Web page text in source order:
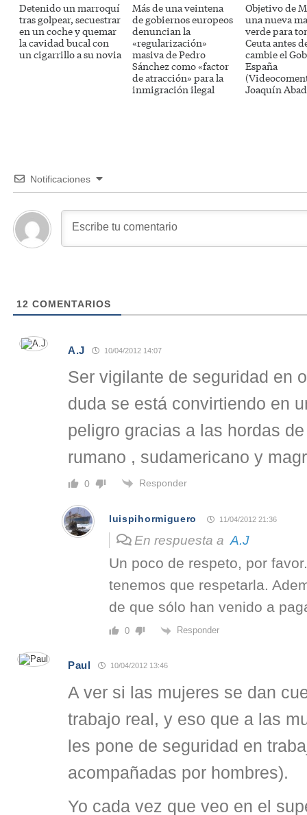
Detenido un marroquí
tras golpear, secuestrar
en un coche y quemar
la cavidad bucal con
un cigarrillo a su novia
Más de una veintena
de gobiernos europeos
denuncian la
«regularización»
masiva de Pedro
Sánchez como «factor
de atracción» para la
inmigración ilegal
Objetivo de
una nueva
verde para
Ceuta antes
cambie el
España
Joaquín
Notificaciones
12 COMENTARIOS
A.J 10/04/2012 14:07
Ser vigilante de seguridad en
duda se está convirtiendo en
peligro gracias a las hordas
rumano , sudamericano y
0 Responder
luispihormiguero 11/04/2012 21:36
En respuesta aA.J
Un poco de respeto, por
tenemos que respetarla.
de que sólo han venido a
0 Responder
Paul 10/04/2012 13:46
A ver si las mujeres se dan
trabajo real, y eso que a las
les pone de seguridad en
acompañadas por hombres).
Yo cada vez que veo en el